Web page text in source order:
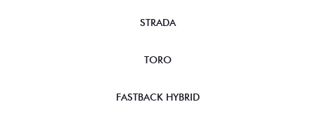
STRADA
TORO
FASTBACK HYBRID